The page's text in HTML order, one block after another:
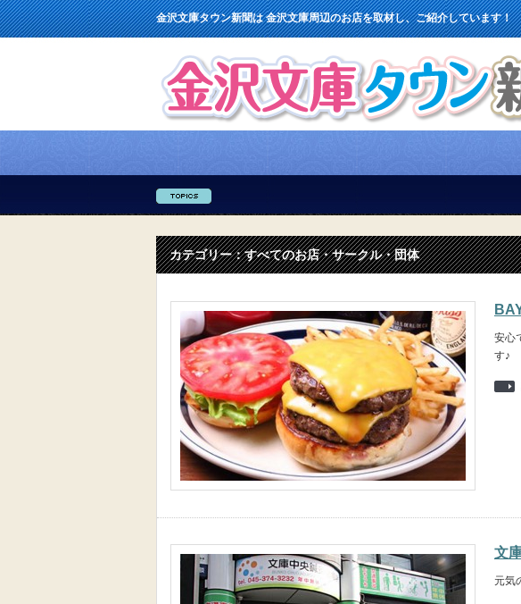
金沢文庫タウン新聞は 金沢文庫周辺のお店を取材し、ご紹介しています！
カテゴリー：すべてのお店・サークル・団体
安心
す♪
文
元気